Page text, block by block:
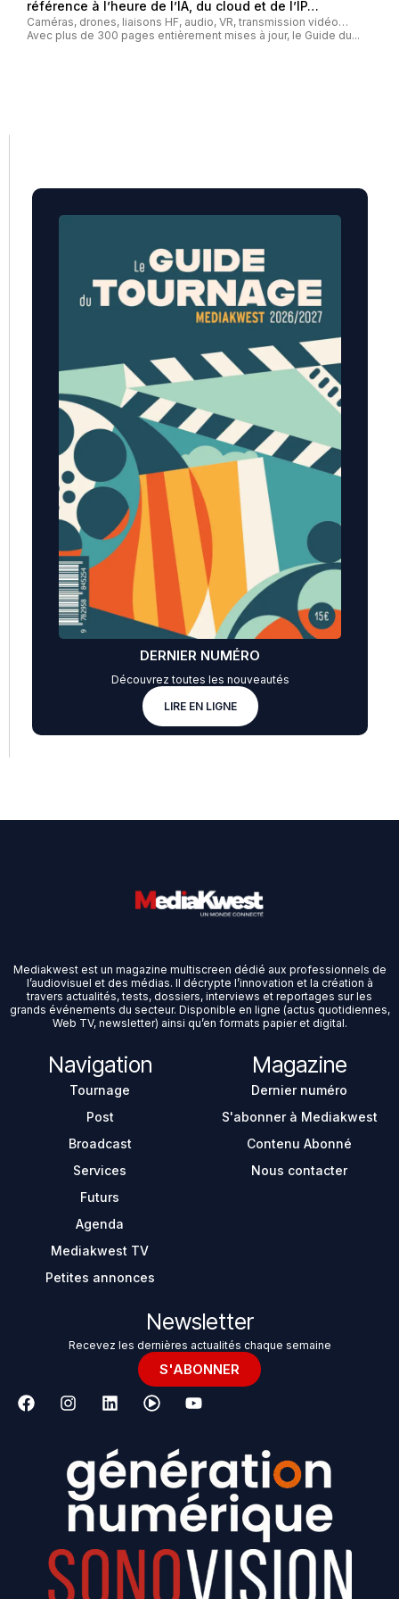
référence à l’heure de l’IA, du cloud et de l’IP…
Caméras, drones, liaisons HF, audio, VR, transmission vidéo…
Avec plus de 300 pages entièrement mises à jour, le Guide du...
DERNIER NUMÉRO
Découvrez toutes les nouveautés
LIRE EN LIGNE
Mediakwest est un magazine multiscreen dédié aux professionnels de
l’audiovisuel et des médias. Il décrypte l’innovation et la création à
travers actualités, tests, dossiers, interviews et reportages sur les
grands événements du secteur. Disponible en ligne (actus quotidiennes,
Web TV, newsletter) ainsi qu’en formats papier et digital.
Navigation
Tournage
Post
Broadcast
Services
Futurs
Agenda
Mediakwest TV
Petites annonces
Magazine
Dernier numéro
S'abonner à Mediakwest
Contenu Abonné
Nous contacter
Newsletter
Recevez les dernières actualités chaque semaine
S'ABONNER